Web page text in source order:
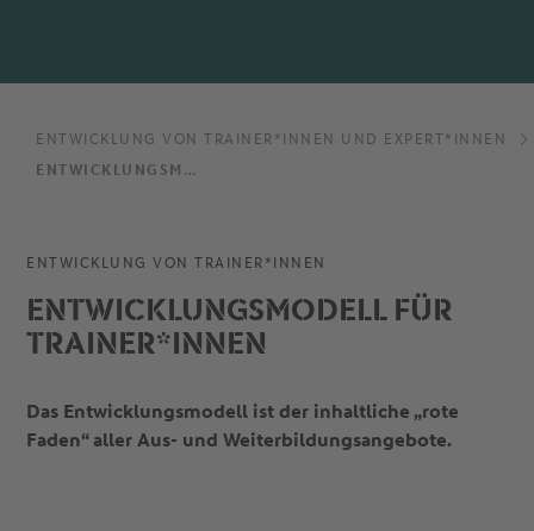
ENTWICKLUNG VON TRAINER*INNEN UND EXPERT*INNEN
ENTWICKLUNGSMODELL FÜR TRAINER*INNEN
ENTWICKLUNG VON TRAINER*INNEN
ENTWICKLUNGSMODELL FÜR
TRAINER*INNEN
Das Entwicklungsmodell ist der inhaltliche „rote
Faden“ aller Aus- und Weiterbildungsangebote.